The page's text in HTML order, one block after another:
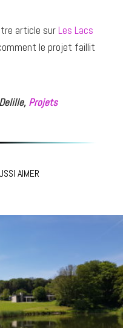
article sur Les Lacs
le projet faillit
Projets
AIMER